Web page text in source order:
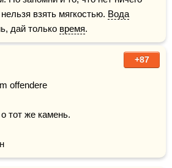
нельзя взять мягкостью. Вода
дай только время.
+87
offendere
тот же камень.